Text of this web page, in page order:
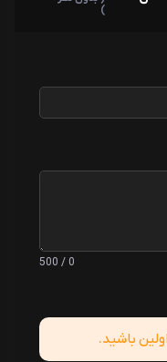
)
0 / 500
باشید.